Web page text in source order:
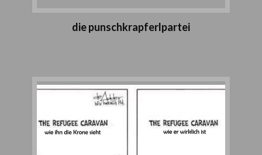
die punschkrapferlpartei